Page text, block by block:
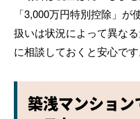
「3,000万円特別控除」
扱いは状況によって異な
に相談しておくと安心です
築浅マンショ